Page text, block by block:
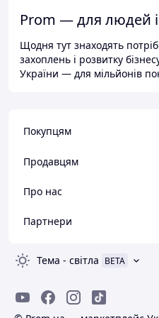
Prom — для людей і
Щодня тут знаходять
захоплень і розвитку
України — для мільйонів
Покупцям
Продавцям
Про нас
Партнери
Тема - світла BETA